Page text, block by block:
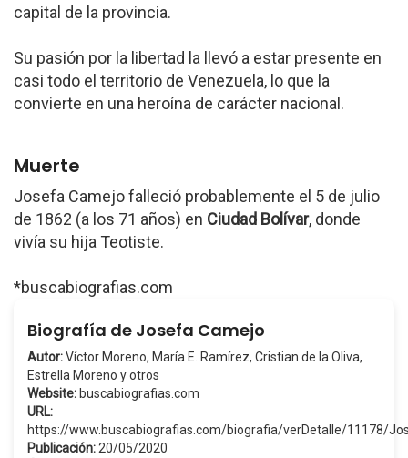
capital de la provincia.
Su pasión por la libertad la llevó a estar presente en
casi todo el territorio de Venezuela, lo que la
convierte en una heroína de carácter nacional.
Muerte
Josefa Camejo falleció probablemente el 5 de julio
de 1862 (a los 71 años) en Ciudad Bolívar, donde
vivía su hija Teotiste.
*buscabiografias.com
Biografía de Josefa Camejo
Autor:Víctor Moreno, María E. Ramírez, Cristian de la Oliva,
Estrella Moreno y otros
Website: buscabiografias.com
URL:
https://www.buscabiografias.com/biografia/verDetalle/11178/
Publicación: 20/05/2020